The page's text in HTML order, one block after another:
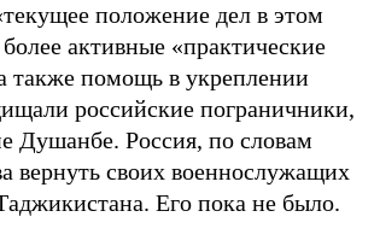
положение дел в этом
активные «практические
также помощь в укреплении
российские пограничники,
Душанбе. Россия, по словам
вернуть своих военнослужащих
Его пока не было.